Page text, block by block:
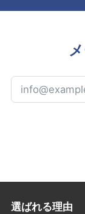
選ばれる理由